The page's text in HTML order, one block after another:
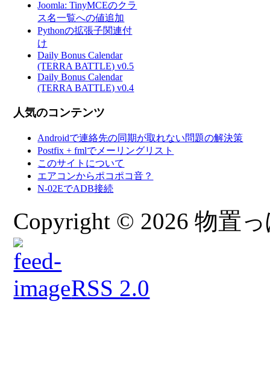
Joomla: TinyMCEのクラ
ス名一覧への値追加
Pythonの拡張子関連付
け
Daily Bonus Calendar
(TERRA BATTLE) v0.5
Daily Bonus Calendar
(TERRA BATTLE) v0.4
人気のコンテンツ
Androidで連絡先の同期が取れない問題の解決策
Postfix + fmlでメーリングリスト
このサイトについて
エアコンからポコポコ音？
N-02EでADB接続
Copyright © 2026 物置
RSS 2.0